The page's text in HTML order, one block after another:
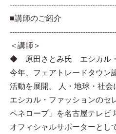
■講師のご紹介
＜講師＞
◆ 原田さとみ氏 エシカル・
今年、フェアトレードタウン
活動を展開。 人・地球・社会
エシカル・ファッションのセ
ペネロープ」を名古屋テレビ
オフィシャルサポーターとし